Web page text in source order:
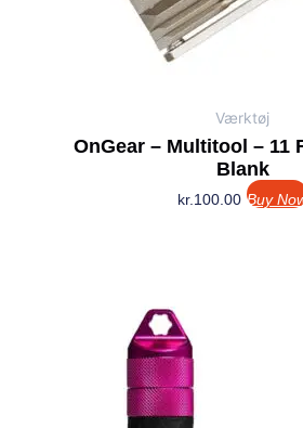
Værktøj
OnGear – Multitool – 11
Blank
kr. 100.00 Buy